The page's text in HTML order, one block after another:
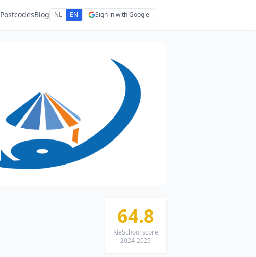
PostcodesBlog NL EN Sign in with Google
64.8
KieSchool score
2024-2025